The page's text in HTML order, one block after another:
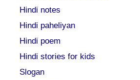
Hindi notes
Hindi paheliyan
Hindi poem
Hindi stories for kids
Slogan